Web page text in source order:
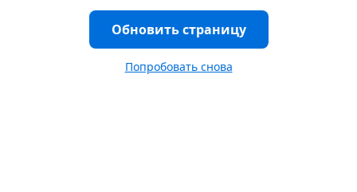
Обновить страницу
Попробовать снова